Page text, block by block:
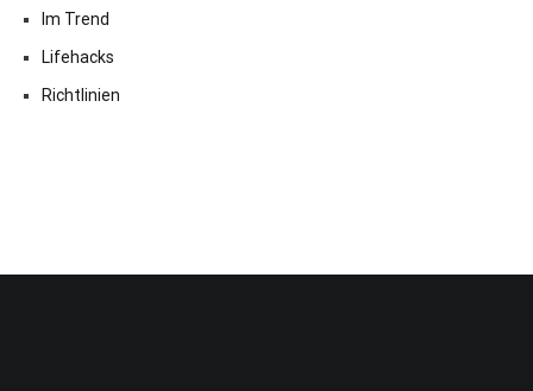
Im Trend
Lifehacks
Richtlinien